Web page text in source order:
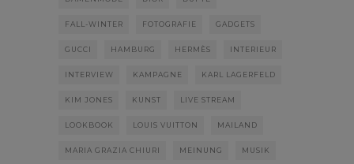
FALL-WINTER FOTOGRAFIE GADGETS
GUCCI HAMBURG HERMÈS INTERIEUR
INTERVIEW KAMPAGNE KARL LAGERFELD
KIM JONES KUNST LIVE STREAM
LOOKBOOK LOUIS VUITTON MAILAND
MARIA GRAZIA CHIURI MEINUNG MUSIK